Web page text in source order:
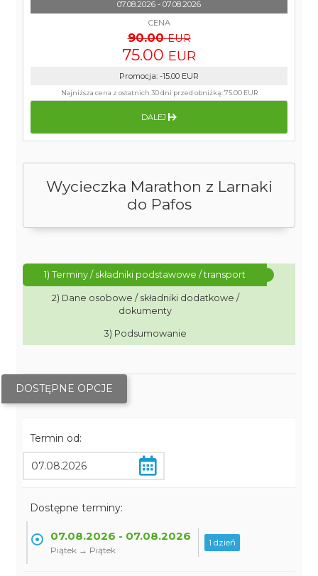
Wycieczka Marathon z Larnaki
do Pafos
1) Terminy / składniki podstawowe / transport
2) Dane osobowe / składniki dodatkowe /
dokumenty
3) Podsumowanie
DOSTĘPNE OPCJE
Termin od:
Dostępne terminy:
07.08.2026 - 07.08.2026
Piątek → Piątek
1 dzień
07.08.2026 - 07.08.2026
CENA
90.00 EUR
75.00 EUR
Promocja: -15.00 EUR
Najniższa cena z ostatnich 30 dni przed obniżką:75.00 EUR
DALEJ